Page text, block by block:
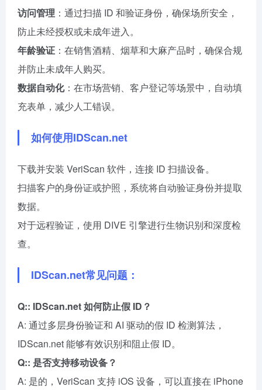
访问管理 ：通过扫描 ID 和验证身份，确保场所安全，
防止未经授权或未成年进入。
年龄验证 ：在销售酒精、烟草和大麻产品时，确保合规
并防止未成年人购买。
数据自动化：在市场营销、客户登记等场景中，自动填
充表单，减少人工错误。
如何使用IDScan.net
下载并安装 VeriScan 软件，连接 ID 扫描设备。
扫描客户的身份证或护照，系统将自动验证身份并提取
数据。
对于远程验证，使用 DIVE 引擎进行生物识别和深度检
查。
IDScan.net常见问题：
Q:: IDScan.net 如何防止假 ID？
A: 通过多层身份验证和 AI 驱动的假 ID 检测算法，
IDScan.net 能够有效识别和阻止假 ID。
Q:: 是否支持移动设备？
A: 是的，VeriScan 支持 iOS 设备，可以直接在 iPhone